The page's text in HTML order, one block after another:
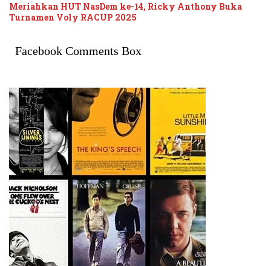
Meriahkan HUT NasDem ke-14, Ricky Anthony Buka
Turnamen Voly RACUP 2025
Facebook Comments Box